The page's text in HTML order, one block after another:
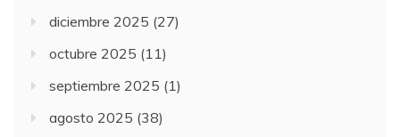
diciembre 2025 (27)
octubre 2025 (11)
septiembre 2025 (1)
agosto 2025 (38)